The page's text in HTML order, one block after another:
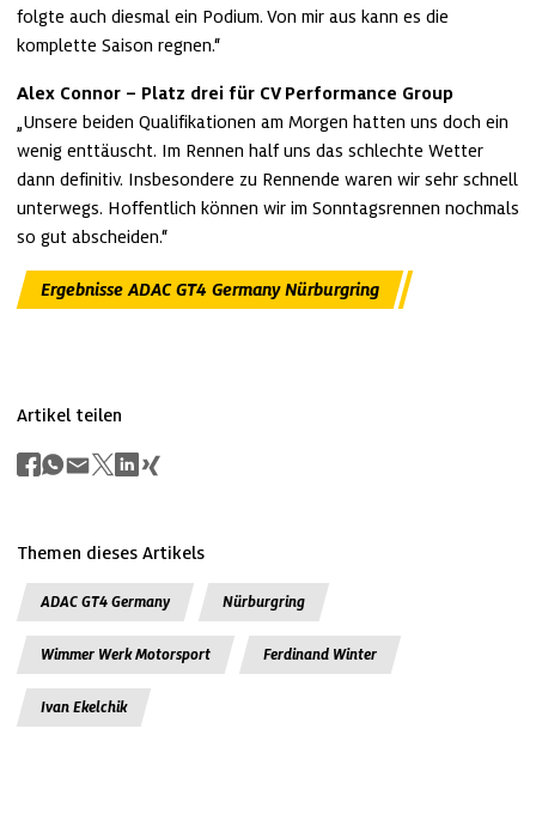
folgte auch diesmal ein Podium. Von mir aus kann es die
komplette Saison regnen.“
Alex Connor – Platz drei für CV Performance Group
„Unsere beiden Qualifikationen am Morgen hatten uns doch ein
wenig enttäuscht. Im Rennen half uns das schlechte Wetter
dann definitiv. Insbesondere zu Rennende waren wir sehr schnell
unterwegs. Hoffentlich können wir im Sonntagsrennen nochmals
so gut abscheiden.“
Ergebnisse ADAC GT4 Germany Nürburgring
Artikel teilen
Themen dieses Artikels
ADAC GT4 Germany Nürburgring
Wimmer Werk Motorsport Ferdinand Winter
Ivan Ekelchik